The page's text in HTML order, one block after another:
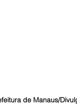
de Manaus/